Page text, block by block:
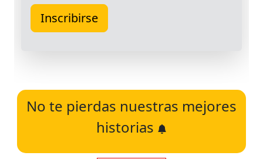
No te pierdas nuestras mejores
historias